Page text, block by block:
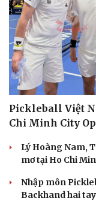
Pickleball Việt
Chi Minh City
Lý Hoàng Nam,
mơ tại Ho Chi
Nhập môn
Backhand hai tay